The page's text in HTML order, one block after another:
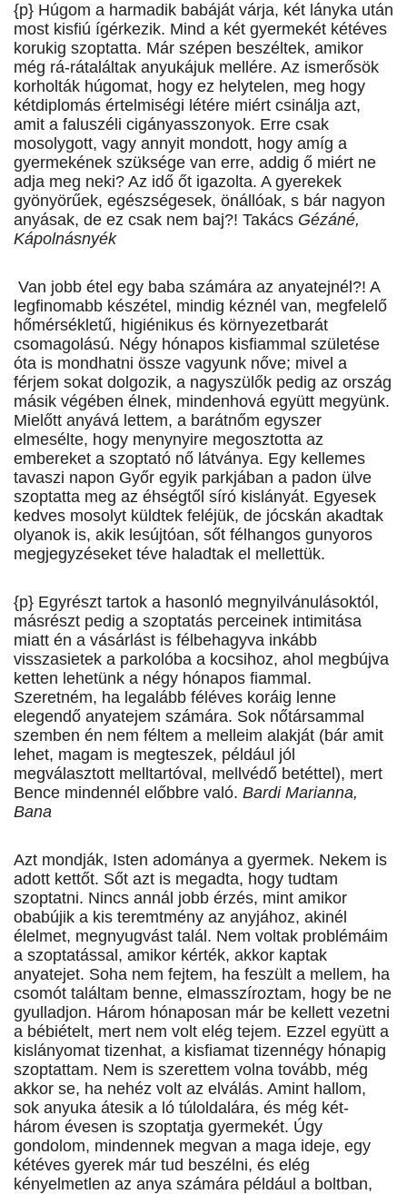
{p} Húgom a harmadik babáját várja, két lányka után
most kisfiú ígérkezik. Mind a két gyermekét kétéves
korukig szoptatta. Már szépen beszéltek, amikor
még rá-rátaláltak anyukájuk mellére. Az ismerősök
korholták húgomat, hogy ez helytelen, meg hogy
kétdiplomás értelmiségi létére miért csinálja azt,
amit a faluszéli cigányasszonyok. Erre csak
mosolygott, vagy annyit mondott, hogy amíg a
gyermekének szüksége van erre, addig ő miért ne
adja meg neki? Az idő őt igazolta. A gyerekek
gyönyörűek, egészségesek, önállóak, s bár nagyon
anyásak, de ez csak nem baj?! Takács Gézáné,
Kápolnásnyék
Van jobb étel egy baba számára az anyatejnél?! A
legfinomabb készétel, mindig kéznél van, megfelelő
hőmérsékletű, higiénikus és környezetbarát
csomagolású. Négy hónapos kisfiammal születése
óta is mondhatni össze vagyunk nőve; mivel a
férjem sokat dolgozik, a nagyszülők pedig az ország
másik végében élnek, mindenhová együtt megyünk.
Mielőtt anyává lettem, a barátnőm egyszer
elmesélte, hogy menynyire megosztotta az
embereket a szoptató nő látványa. Egy kellemes
tavaszi napon Győr egyik parkjában a padon ülve
szoptatta meg az éhségtől síró kislányát. Egyesek
kedves mosolyt küldtek feléjük, de jócskán akadtak
olyanok is, akik lesújtóan, sőt félhangos gunyoros
megjegyzéseket téve haladtak el mellettük.
{p} Egyrészt tartok a hasonló megnyilvánulásoktól,
másrészt pedig a szoptatás perceinek intimitása
miatt én a vásárlást is félbehagyva inkább
visszasietek a parkolóba a kocsihoz, ahol megbújva
ketten lehetünk a négy hónapos fiammal.
Szeretném, ha legalább féléves koráig lenne
elegendő anyatejem számára. Sok nőtársammal
szemben én nem féltem a melleim alakját (bár amit
lehet, magam is megteszek, például jól
megválasztott melltartóval, mellvédő betéttel), mert
Bence mindennél előbbre való. Bardi Marianna,
Bana
Azt mondják, Isten adománya a gyermek. Nekem is
adott kettőt. Sőt azt is megadta, hogy tudtam
szoptatni. Nincs annál jobb érzés, mint amikor
obabújik a kis teremtmény az anyjához, akinél
élelmet, megnyugvást talál. Nem voltak problémáim
a szoptatással, amikor kérték, akkor kaptak
anyatejet. Soha nem fejtem, ha feszült a mellem, ha
csomót találtam benne, elmasszíroztam, hogy be ne
gyulladjon. Három hónaposan már be kellett vezetni
a bébiételt, mert nem volt elég tejem. Ezzel együtt a
kislányomat tizenhat, a kisfiamat tizennégy hónapig
szoptattam. Nem is szerettem volna tovább, még
akkor se, ha nehéz volt az elválás. Amint hallom,
sok anyuka átesik a ló túloldalára, és még két-
három évesen is szoptatja gyermekét. Úgy
gondolom, mindennek megvan a maga ideje, egy
kétéves gyerek már tud beszélni, és elég
kényelmetlen az anya számára például a boltban,